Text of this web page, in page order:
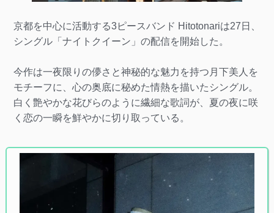
京都を中心に活動する3ピースバンド Hitotonariは27日、
シングル「ナイトクイーン」の配信を開始した。
今作は一夜限りの儚さと神秘的な魅力を持つ月下美人を
モチーフに、心の奥底に秘めた情熱を描いたシングル。
白く艶やかな花びらのように繊細な歌詞が、夏の夜に咲
く恋の一瞬を鮮やかに切り取っている。